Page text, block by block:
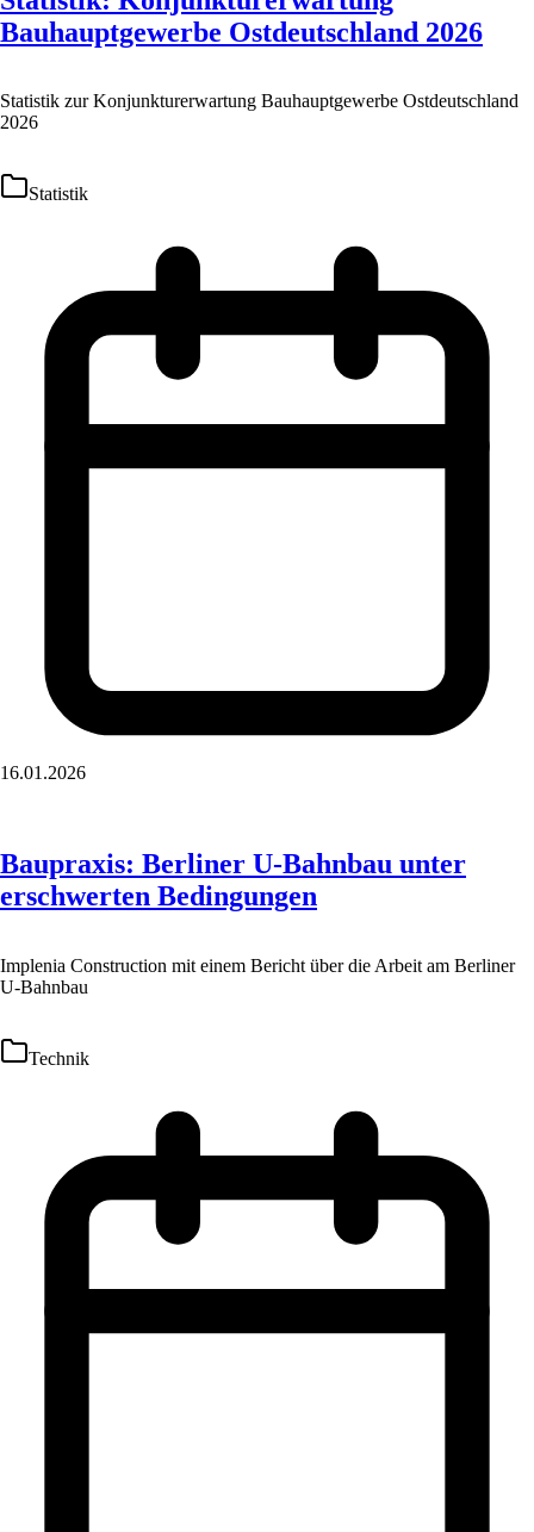
Bauhauptgewerbe Ostdeutschland 2026
Statistik zur Konjunkturerwartung Bauhauptgewerbe Ostdeutschland
2026
Statistik
16.01.2026
Baupraxis: Berliner U-Bahnbau unter
erschwerten Bedingungen
Implenia Construction mit einem Bericht über die Arbeit am Berliner
U-Bahnbau
Technik